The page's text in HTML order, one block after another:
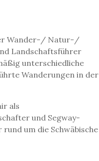
Wander-/ Natur-/
Landschaftsführer
unterschiedliche
Wanderungen in der
als
und Segway-
rund um die Schwäbische